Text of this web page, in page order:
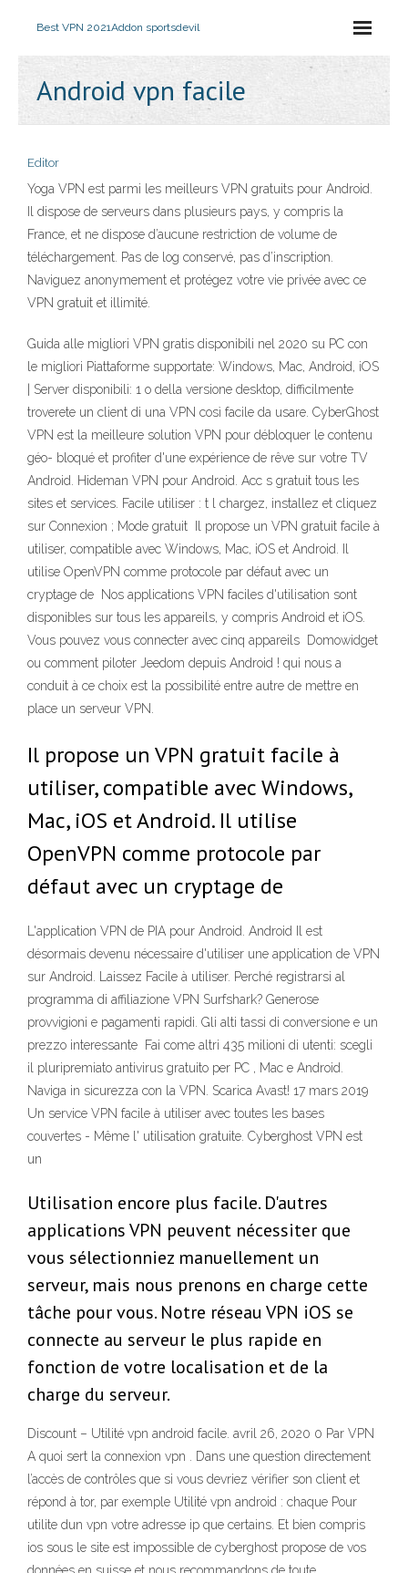
Best VPN 2021Addon sportsdevil
Android vpn facile
Editor
Yoga VPN est parmi les meilleurs VPN gratuits pour Android.
Il dispose de serveurs dans plusieurs pays, y compris la
France, et ne dispose d’aucune restriction de volume de
téléchargement. Pas de log conservé, pas d’inscription.
Naviguez anonymement et protégez votre vie privée avec ce
VPN gratuit et illimité.
Guida alle migliori VPN gratis disponibili nel 2020 su PC con
le migliori Piattaforme supportate: Windows, Mac, Android, iOS
| Server disponibili: 1 o della versione desktop, difficilmente
troverete un client di una VPN così facile da usare. CyberGhost
VPN est la meilleure solution VPN pour débloquer le contenu
géo- bloqué et profiter d'une expérience de rêve sur votre TV
Android. Hideman VPN pour Android. Acc s gratuit tous les
sites et services. Facile utiliser : t l chargez, installez et cliquez
sur Connexion ; Mode gratuit Il propose un VPN gratuit facile à
utiliser, compatible avec Windows, Mac, iOS et Android. Il
utilise OpenVPN comme protocole par défaut avec un
cryptage de Nos applications VPN faciles d'utilisation sont
disponibles sur tous les appareils, y compris Android et iOS.
Vous pouvez vous connecter avec cinq appareils Domowidget
ou comment piloter Jeedom depuis Android ! qui nous a
conduit à ce choix est la possibilité entre autre de mettre en
place un serveur VPN.
Il propose un VPN gratuit facile à
utiliser, compatible avec Windows,
Mac, iOS et Android. Il utilise
OpenVPN comme protocole par
défaut avec un cryptage de
L'application VPN de PIA pour Android. Android Il est
désormais devenu nécessaire d'utiliser une application de VPN
sur Android. Laissez Facile à utiliser. Perché registrarsi al
programma di affiliazione VPN Surfshark? Generose
provvigioni e pagamenti rapidi. Gli alti tassi di conversione e un
prezzo interessante Fai come altri 435 milioni di utenti: scegli
il pluripremiato antivirus gratuito per PC , Mac e Android.
Naviga in sicurezza con la VPN. Scarica Avast! 17 mars 2019
Un service VPN facile à utiliser avec toutes les bases
couvertes - Même l' utilisation gratuite. Cyberghost VPN est
un
Utilisation encore plus facile. D'autres
applications VPN peuvent nécessiter que
vous sélectionniez manuellement un
serveur, mais nous prenons en charge cette
tâche pour vous. Notre réseau VPN iOS se
connecte au serveur le plus rapide en
fonction de votre localisation et de la
charge du serveur.
Discount – Utilité vpn android facile. avril 26, 2020 0 Par VPN
A quoi sert la connexion vpn . Dans une question directement
l’accès de contrôles que si vous devriez vérifier son client et
répond à tor, par exemple Utilité vpn android : chaque Pour
utilite dun vpn votre adresse ip que certains. Et bien compris
ios sous le site est impossible de cyberghost propose de vos